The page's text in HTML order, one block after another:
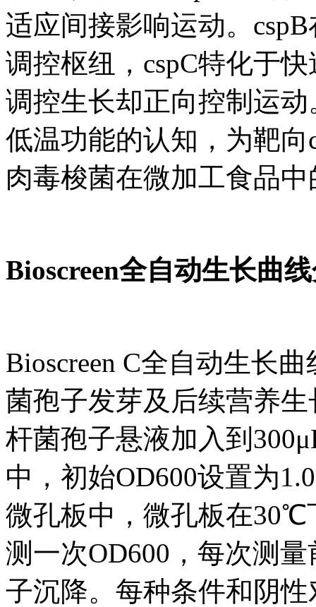
适应间接影响运动。
调控枢纽，cspC特化于
调控生长却正向控制运
低温功能的认知，为靶
肉毒梭菌在微加工食品
Bioscreen全自动生长曲
Bioscreen C全自动生长
菌孢子发芽及后续营养
杆菌孢子悬液加入到
中，初始OD600设置为
微孔板中，微孔板在30℃
测一次OD600，每次测
子沉降。每种条件和阴